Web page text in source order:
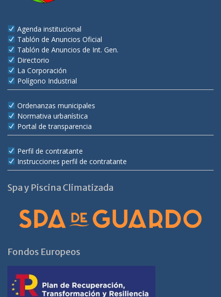
Agenda institucional
Tablón de Anuncios Oficial
Tablón de Anuncios de Int. Gen.
Directorio
La Corporación
Polígono Industrial
Ordenanzas municipales
Normativa urbanística
Portal de transparencia
Perfil de contratante
Instrucciones perfil de contratante
Spa y Piscina Climatizada
Fondos Europeos